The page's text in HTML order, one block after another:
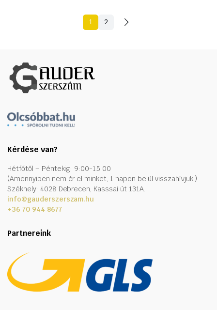
1 2
Kérdése van?
Hétfőtől – Péntekig: 9:00-15:00
(Amennyiben nem ér el minket, 1 napon belül visszahívjuk.)
Székhely: 4028 Debrecen, Kasssai út 131A.
info@gauderszerszam.hu
+36 70 944 8677
Partnereink